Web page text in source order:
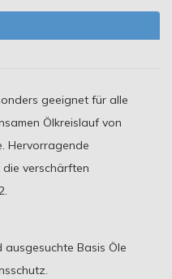
geeignet für alle
Ölkreislauf von
Hervorragende
verschärften
Basis Öle